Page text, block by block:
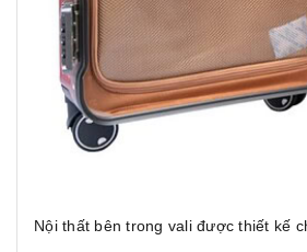
Nội thất bên trong vali được thiết kế